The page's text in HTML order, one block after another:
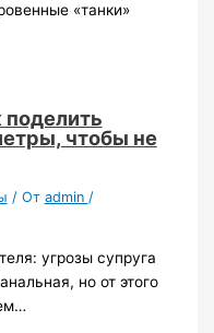
«танки»
поделить
чтобы не
/ От admin /
угрозы супруга
но от этого